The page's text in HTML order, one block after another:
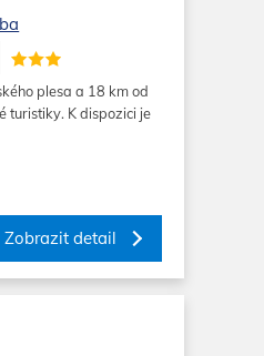
plesa a 18 km od
turistiky. K dispozici je
Zobrazit detail